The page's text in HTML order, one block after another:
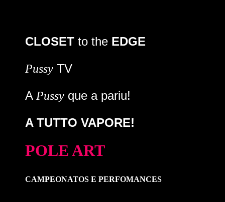
CLOSET to the EDGE
Pussy TV
A Pussy que a pariu!
A TUTTO VAPORE!
POLE ART
CAMPEONATOS E PERFOMANCES